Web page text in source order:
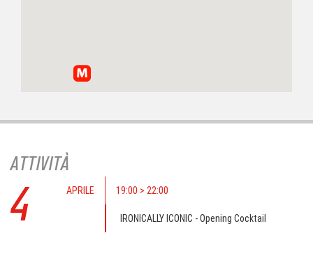
ATTIVITÀ
4 APRILE 19:00 > 22:00
IRONICALLY ICONIC - Opening Cocktail